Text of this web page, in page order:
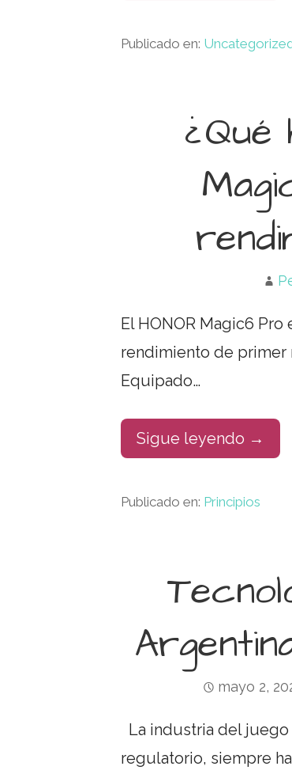
Publicado en:
¿Qué
El HONOR Magic6
rendimiento de primer
Equipado…
Sigue leyendo →
Publicado en: Principios
mayo 2,
La industria del
regulatorio, siempre